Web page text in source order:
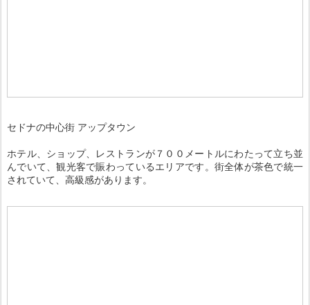
セドナの中心街 アップタウン
ホテル、ショップ、レストランが７００メートルにわたって立ち並
んでいて、観光客で賑わっているエリアです。街全体が茶色で統一
されていて、高級感があります。